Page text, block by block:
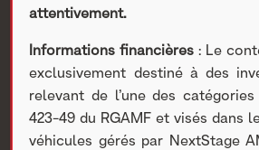
40
dirigeants de
entreprises
attentivement.
Informations financières : Le
exclusivement destiné à des
relevant de l’une des
423-49 du RGAMF et visés dans
véhicules gérés par NextStage